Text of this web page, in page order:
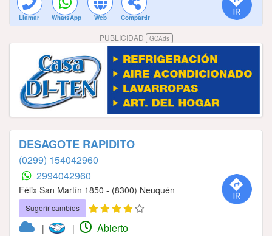
Llamar WhatsApp Web Compartir
PUBLICIDAD GCAds
DESAGOTE RAPIDITO
(0299) 154042960
2994042960
Félix San Martín 1850 - (8300) Neuquén
Sugerir cambios
| | Abierto